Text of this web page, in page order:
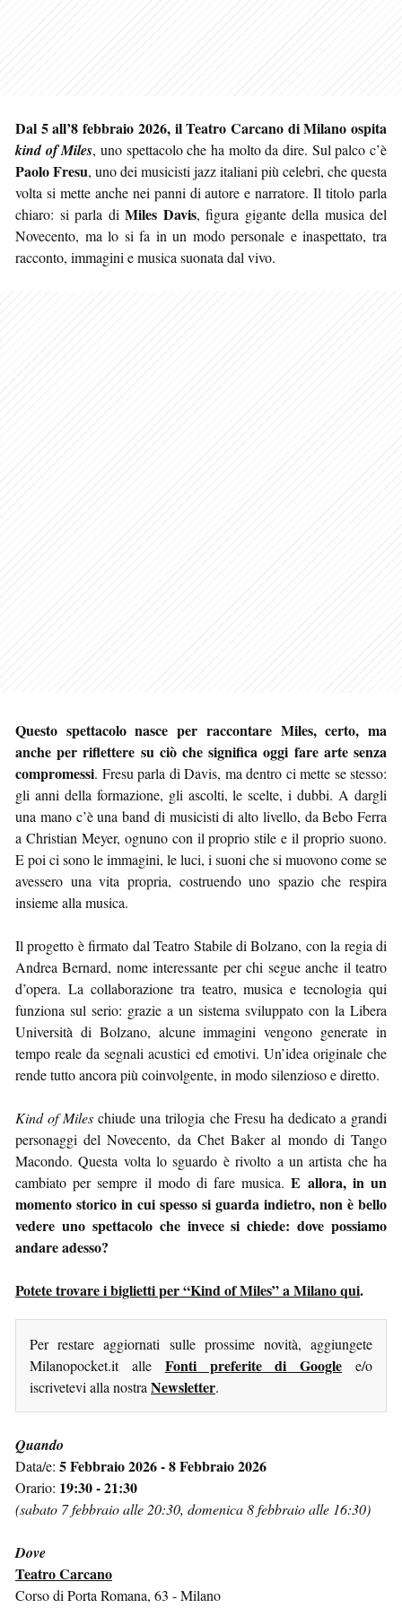
Dal 5 all’8 febbraio 2026, il Teatro Carcano di Milano ospita
kind of Miles, uno spettacolo che ha molto da dire. Sul palco c’è
Paolo Fresu, uno dei musicisti jazz italiani più celebri, che questa
volta si mette anche nei panni di autore e narratore. Il titolo parla
chiaro: si parla di Miles Davis, figura gigante della musica del
Novecento, ma lo si fa in un modo personale e inaspettato, tra
racconto, immagini e musica suonata dal vivo.
Questo spettacolo nasce per raccontare Miles, certo, ma
anche per riflettere su ciò che significa oggi fare arte senza
compromessi. Fresu parla di Davis, ma dentro ci mette se stesso:
gli anni della formazione, gli ascolti, le scelte, i dubbi. A dargli
una mano c’è una band di musicisti di alto livello, da Bebo Ferra
a Christian Meyer, ognuno con il proprio stile e il proprio suono.
E poi ci sono le immagini, le luci, i suoni che si muovono come se
avessero una vita propria, costruendo uno spazio che respira
insieme alla musica.
Il progetto è firmato dal Teatro Stabile di Bolzano, con la regia di
Andrea Bernard, nome interessante per chi segue anche il teatro
d’opera. La collaborazione tra teatro, musica e tecnologia qui
funziona sul serio: grazie a un sistema sviluppato con la Libera
Università di Bolzano, alcune immagini vengono generate in
tempo reale da segnali acustici ed emotivi. Un’idea originale che
rende tutto ancora più coinvolgente, in modo silenzioso e diretto.
Kind of Miles chiude una trilogia che Fresu ha dedicato a grandi
personaggi del Novecento, da Chet Baker al mondo di Tango
Macondo. Questa volta lo sguardo è rivolto a un artista che ha
cambiato per sempre il modo di fare musica.E allora, in un
momento storico in cui spesso si guarda indietro, non è bello
vedere uno spettacolo che invece si chiede: dove possiamo
andare adesso?
Potete trovare i biglietti per “Kind of Miles” a Milano qui.
Per restare aggiornati sulle prossime novità, aggiungete
Milanopocket.it alle Fonti preferite di Google e/o
iscrivetevi alla nostra Newsletter.
Quando
Data/e: 5 Febbraio 2026 - 8 Febbraio 2026
Orario: 19:30 - 21:30
(sabato 7 febbraio alle 20:30, domenica 8 febbraio alle 16:30)
Dove
Teatro Carcano
Corso di Porta Romana, 63 - Milano